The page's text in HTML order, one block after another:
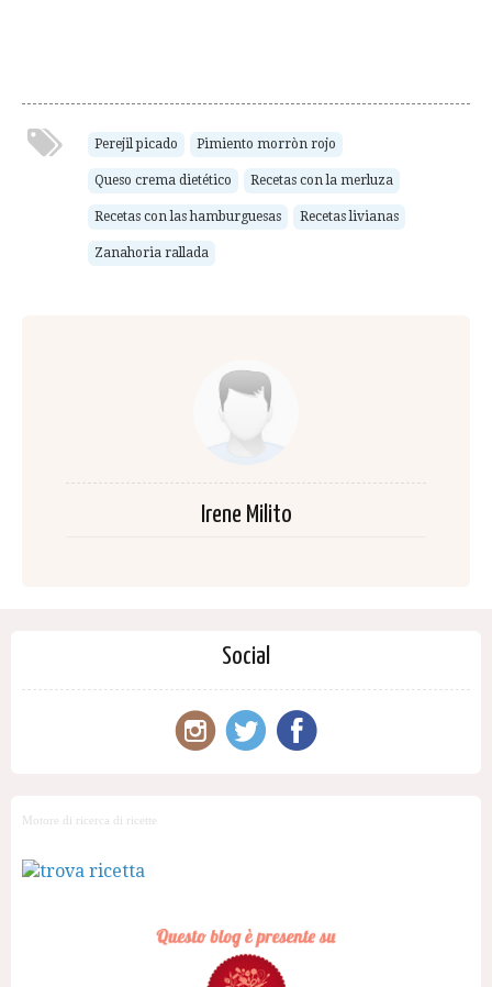
Perejil picado Pimiento morròn rojo
Queso crema dietético Recetas con la merluza
Recetas con las hamburguesas Recetas livianas
Zanahoria rallada
Irene Milito
Social
Motore di ricerca di ricette